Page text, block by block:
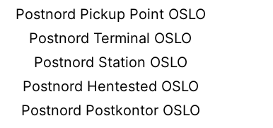
Postnord Pickup Point OSLO
Postnord Terminal OSLO
Postnord Station OSLO
Postnord Hentested OSLO
Postnord Postkontor OSLO